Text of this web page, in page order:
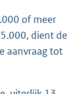
of meer
dient de
aanvraag tot